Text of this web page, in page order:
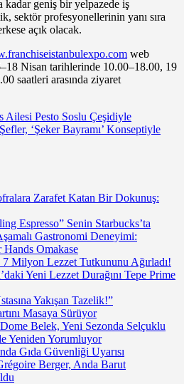
kadar geniş bir yelpazede iş
sektör profesyonellerinin yanı sıra
açık olacak.
web
Nisan tarihlerinde 10.00–18.00, 19
saatleri arasında ziyaret
Ailesi Pesto Soslu Çeşidiyle
‘Şeker Bayramı’ Konseptiyle
Zarafet Katan Bir Dokunuş:
Espresso” Senin Starbucks’ta
Gastronomi Deneyimi:
Omakase
Milyon Lezzet Tutkununu Ağırladı!
Yeni Lezzet Durağını Tepe Prime
Yakışan Tazelik!”
Masaya Sürüyor
Belek, Yeni Sezonda Selçuklu
Yeniden Yorumluyor
Gıda Güvenliği Uyarısı
Berger, Anda Barut